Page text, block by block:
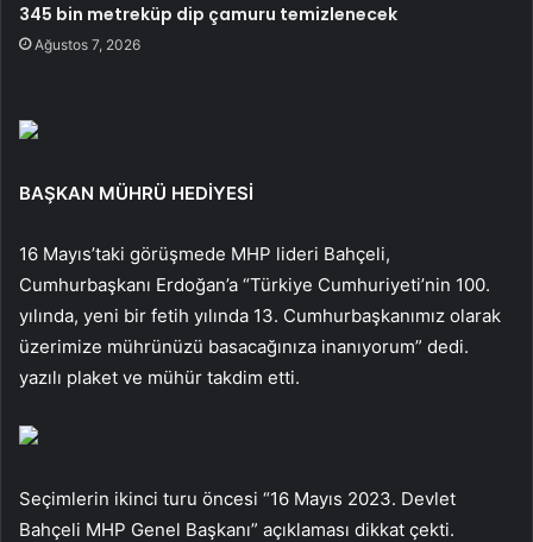
345 bin metreküp dip çamuru temizlenecek
Ağustos 7, 2026
BAŞKAN MÜHRÜ HEDİYESİ
16 Mayıs’taki görüşmede MHP lideri Bahçeli,
Cumhurbaşkanı Erdoğan’a “Türkiye Cumhuriyeti’nin 100.
yılında, yeni bir fetih yılında 13. Cumhurbaşkanımız olarak
üzerimize mührünüzü basacağınıza inanıyorum” dedi.
yazılı plaket ve mühür takdim etti.
Seçimlerin ikinci turu öncesi “16 Mayıs 2023. Devlet
Bahçeli MHP Genel Başkanı” açıklaması dikkat çekti.